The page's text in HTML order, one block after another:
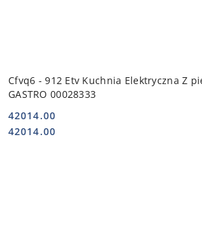
Cfvq6 - 912 Etv Kuchnia Elektryczna Z
GASTRO 00028333
Cena:
42014.00
Cena:
42014.00